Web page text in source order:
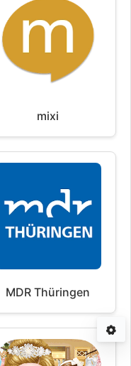
mixi
MDR Thüringen